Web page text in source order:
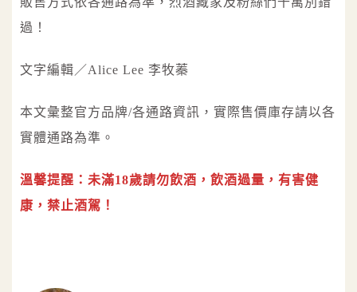
過！
文字編輯／Alice Lee 李牧蓁
本文彙整官方品牌/各通路資訊，實際售價庫存請以各
實體通路為準。
溫馨提醒：未滿18歲請勿飲酒，飲酒過量，有害健
康，禁止酒駕！